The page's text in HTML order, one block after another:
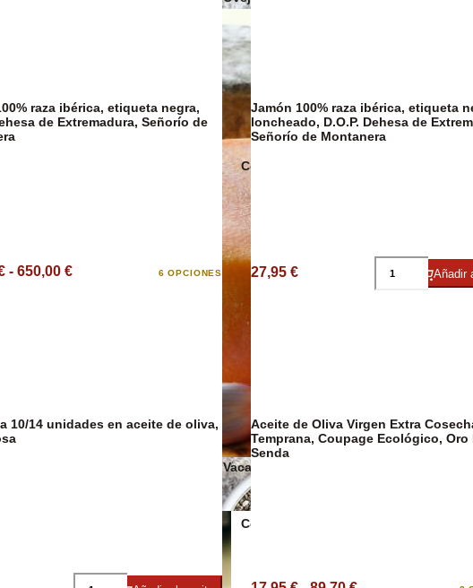
Quesos de Vaca
Conservas Ecológicas
Conservas Veganas
raza ibérica, etiqueta negra,
de Extremadura, Señorío de
- 650,00 € 6 OPCIONES
Jamón 100% raza ibérica, etiqueta
loncheado, D.O.P. Dehesa de
Señorío de Montanera
27,95 € Añadir
10/14 unidades en aceite de oliva,
Aceite de Oliva Virgen Extra
Temprana, Coupage Ecológico, Oro
Senda